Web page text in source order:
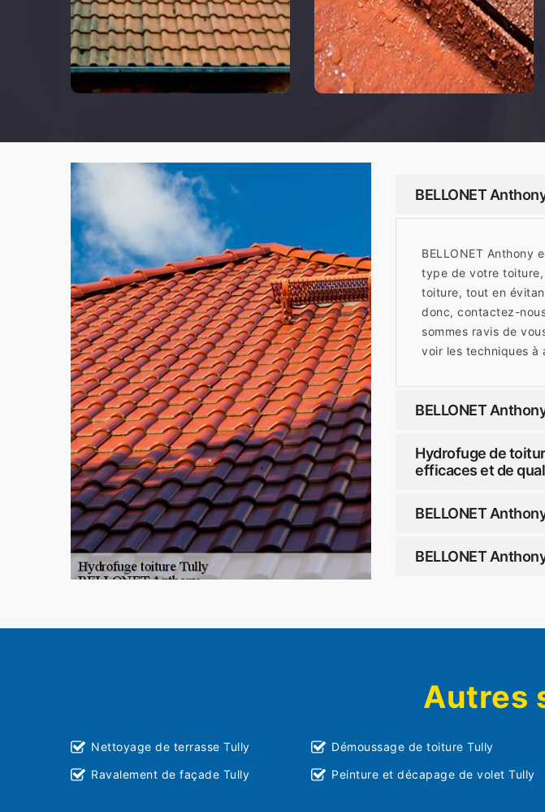
BELLONET
BELLONET Anthony
type de votre toiture,
toiture, tout en
donc, contactez-
sommes ravis de
voir les techniques à
BELLONET
Hydrofuge de
efficaces et de
BELLONET
BELLONET
Autres
Nettoyage de terrasse Tully
Ravalement de façade Tully
Démoussage de toiture Tully
Peinture et décapage de volet Tully